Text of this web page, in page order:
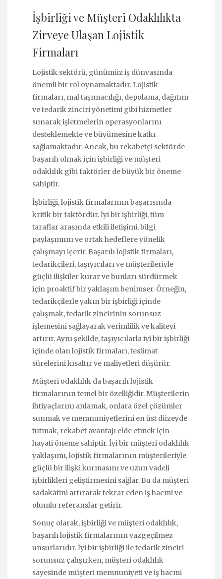
İşbirliği ve Müşteri Odaklılıkta
Zirveye Ulaşan Lojistik
Firmaları
Lojistik sektörü, günümüz iş dünyasında
önemli bir rol oynamaktadır. Lojistik
firmaları, mal taşımacılığı, depolama, dağıtım
ve tedarik zinciri yönetimi gibi hizmetler
sunarak işletmelerin operasyonlarını
desteklemekte ve büyümesine katkı
sağlamaktadır. Ancak, bu rekabetçi sektörde
başarılı olmak için işbirliği ve müşteri
odaklılık gibi faktörler de büyük bir öneme
sahiptir.
İşbirliği, lojistik firmalarının başarısında
kritik bir faktördür. İyi bir işbirliği, tüm
taraflar arasında etkili iletişimi, bilgi
paylaşımını ve ortak hedeflere yönelik
çalışmayı içerir. Başarılı lojistik firmaları,
tedarikçileri, taşıyıcıları ve müşterileriyle
güçlü ilişkiler kurar ve bunları sürdürmek
için proaktif bir yaklaşım benimser. Örneğin,
tedarikçilerle yakın bir işbirliği içinde
çalışmak, tedarik zincirinin sorunsuz
işlemesini sağlayarak verimlilik ve kaliteyi
artırır. Aynı şekilde, taşıyıcılarla iyi bir işbirliği
içinde olan lojistik firmaları, teslimat
sürelerini kısaltır ve maliyetleri düşürür.
Müşteri odaklılık da başarılı lojistik
firmalarının temel bir özelliğidir. Müşterilerin
ihtiyaçlarını anlamak, onlara özel çözümler
sunmak ve memnuniyetlerini en üst düzeyde
tutmak, rekabet avantajı elde etmek için
hayati öneme sahiptir. İyi bir müşteri odaklılık
yaklaşımı, lojistik firmalarının müşterileriyle
güçlü bir ilişki kurmasını ve uzun vadeli
işbirlikleri geliştirmesini sağlar. Bu da müşteri
sadakatini artırarak tekrar eden iş hacmi ve
olumlu referanslar getirir.
Sonuç olarak, işbirliği ve müşteri odaklılık,
başarılı lojistik firmalarının vazgeçilmez
unsurlarıdır. İyi bir işbirliği ile tedarik zinciri
sorunsuz çalışırken, müşteri odaklılık
sayesinde müşteri memnuniyeti ve iş hacmi